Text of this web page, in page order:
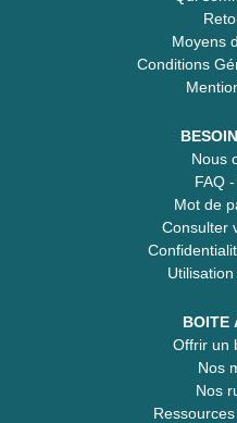
Moyens
Conditions
Nous
FAQ
Mot de
Consulter
BOITE
Offrir un
Nos
Nos